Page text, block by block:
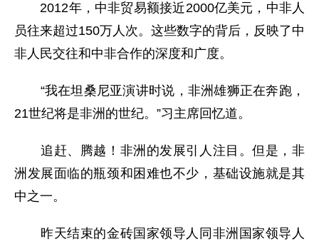
2012年，中非贸易额接近2000亿美元，中非人
员往来超过150万人次。这些数字的背后，反映了中
非人民交往和中非合作的深度和广度。
“我在坦桑尼亚演讲时说，非洲雄狮正在奔跑，
21世纪将是非洲的世纪。”习主席回忆道。
追赶、腾越！非洲的发展引人注目。但是，非
洲发展面临的瓶颈和困难也不少，基础设施就是其
中之一。
昨天结束的金砖国家领导人同非洲国家领导人